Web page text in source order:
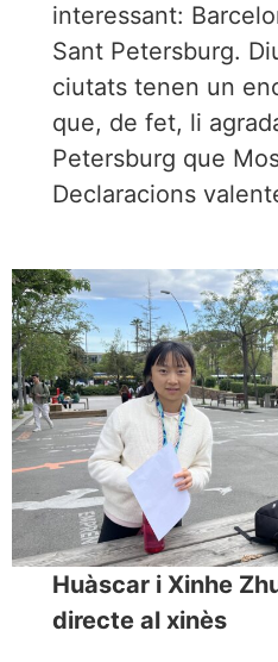
interessant:
Sant Petersburg.
ciutats tenen un
que, de fet, li
Petersburg que
Declaracions
Huàscar i Xinhe
directe al xinès